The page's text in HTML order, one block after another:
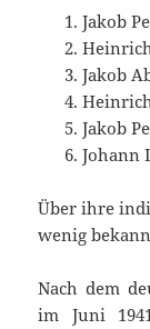
Jakob
Jakob
Jakob
Johann
Über ihre
wenig
Nach dem
im Juni